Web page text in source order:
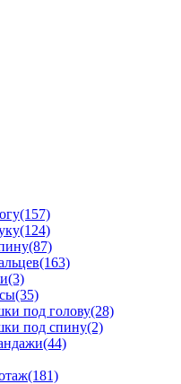
(157)
(124)
(87)
(163)
(3)
(35)
под голову(28)
под спину(2)
(44)
(181)